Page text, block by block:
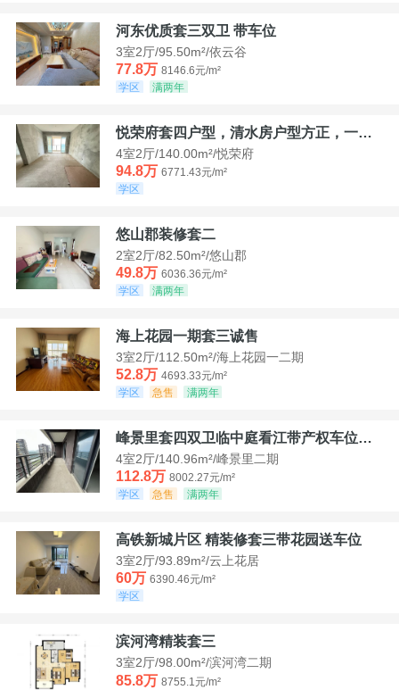
河东优质套三双卫 带车位
3室2厅/95.50m²/依云谷
77.8万 8146.6元/m²
学区
满两年
悦荣府套四户型，清水房户型方正，一口价94，8
4室2厅/140.00m²/悦荣府
94.8万 6771.43元/m²
学区
悠山郡装修套二
2室2厅/82.50m²/悠山郡
49.8万 6036.36元/m²
学区
满两年
海上花园一期套三诚售
3室2厅/112.50m²/海上花园一二期
52.8万 4693.33元/m²
学区
急售 满两年
峰景里套四双卫临中庭看江带产权车位诚售
4室2厅/140.96m²/峰景里二期
112.8万 8002.27元/m²
学区
急售 满两年
高铁新城片区 精装修套三带花园送车位
3室2厅/93.89m²/云上花居
60万 6390.46元/m²
学区
滨河湾精装套三
3室2厅/98.00m²/滨河湾二期
85.8万 8755.1元/m²